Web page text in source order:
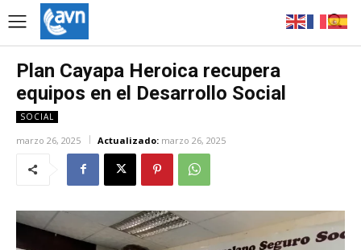
Plan Cayapa Heroica recupera
equipos en el Desarrollo Social
SOCIAL
marzo 26, 2025 Actualizado: marzo 26, 2025